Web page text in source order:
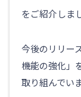
をご紹介しま
今後のリリー
機能の強化」
取り組んでい